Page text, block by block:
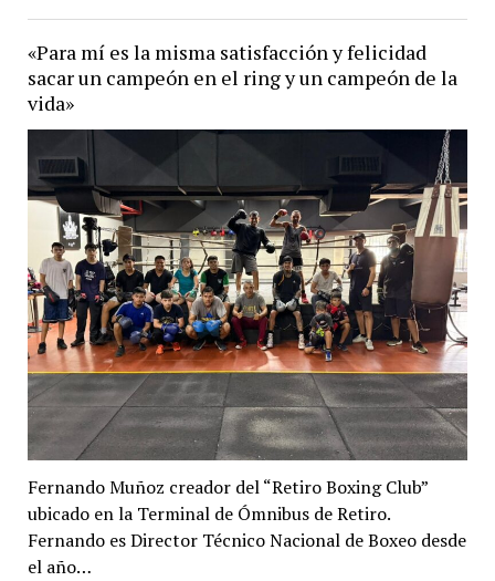
de
barro.
Nahuel
Arrieta
desde
la
Villa
21
de
Barracas
a
presentarse
en
la
Feria
del
Libro»
«Para mí es la misma satisfacción y felicidad
sacar un campeón en el ring y un campeón de la
vida»
Fernando Muñoz creador del “Retiro Boxing Club”
ubicado en la Terminal de Ómnibus de Retiro.
Fernando es Director Técnico Nacional de Boxeo desde
el año…